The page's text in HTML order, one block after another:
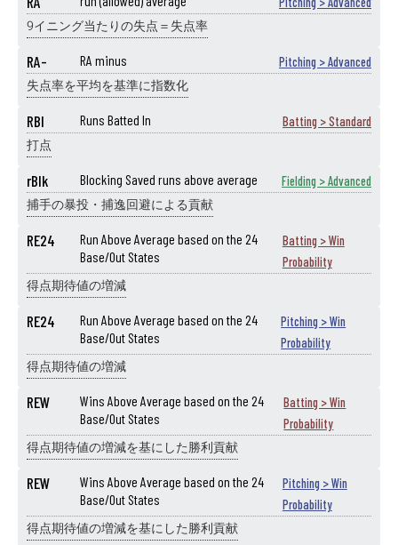
9イニング当たりの失点＝失点率
RA- RA minus Pitching > Advanced
失点率を平均を基準に指数化
RBI Runs Batted In Batting > Standard
打点
rBlk Blocking Saved runs above average Fielding > Advanced
捕手の暴投・捕逸回避による貢献
RE24
Run Above Average based on the 24
Base/Out States
Batting > Win
Probability
得点期待値の増減
RE24
Run Above Average based on the 24
Base/Out States
Pitching > Win
Probability
得点期待値の増減
REW
Wins Above Average based on the 24
Base/Out States
Batting > Win
Probability
得点期待値の増減を基にした勝利貢献
REW
Wins Above Average based on the 24
Base/Out States
Pitching > Win
Probability
得点期待値の増減を基にした勝利貢献